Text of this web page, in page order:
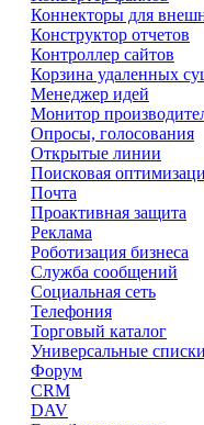
Коннекторы для
Конструктор отчетов
Контроллер сайтов
Корзина удаленных
Менеджер идей
Монитор
Опросы, голосования
Открытые линии
Поисковая
Почта
Проактивная защита
Реклама
Роботизация бизнеса
Служба сообщений
Социальная сеть
Телефония
Торговый каталог
Универсальные списки
Форум
CRM
DAV